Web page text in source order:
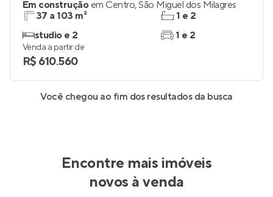
Em construção em Centro,São Miguel dos Milagres
37 a 103 m²
studio e 2
1 e 2
1 e 2
Venda a partir de
R$ 610.560
Você chegou ao fim dos resultados da busca
Encontre mais imóveis
novos à venda